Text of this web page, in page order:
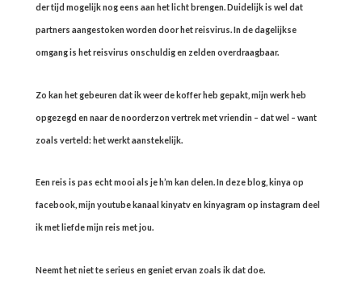
der tijd mogelijk nog eens aan het licht brengen. Duidelijk is wel dat
partners aangestoken worden door het reisvirus. In de dagelijkse
omgang is het reisvirus onschuldig en zelden overdraagbaar.
Zo kan het gebeuren dat ik weer de koffer heb gepakt, mijn werk heb
opgezegd en naar de noorderzon vertrek met vriendin – dat wel – want
zoals verteld: het werkt aanstekelijk.
Een reis is pas echt mooi als je h’m kan delen. In deze blog, kinya op
facebook, mijn youtube kanaal kinyatv en kinyagram op instagram deel
ik met liefde mijn reis met jou.
Neemt het niet te serieus en geniet ervan zoals ik dat doe.